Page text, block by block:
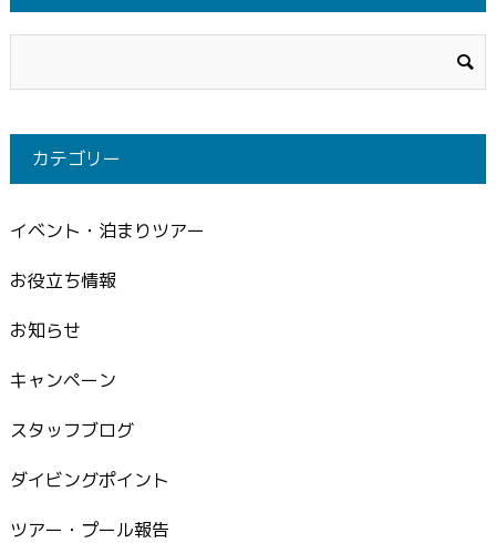
カテゴリー
イベント・泊まりツアー
お役立ち情報
お知らせ
キャンペーン
スタッフブログ
ダイビングポイント
ツアー・プール報告